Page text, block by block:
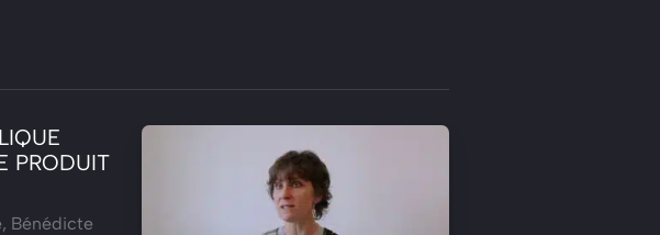
PRODUIT
Bénédicte